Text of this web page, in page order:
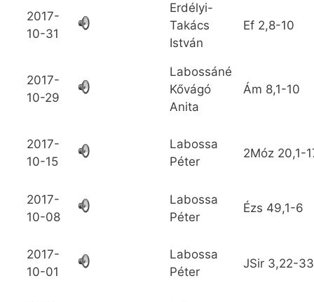
2017-
10-31
Erdélyi-
Takács
István
Ef 2,8-10
2017-
10-29
Labossáné
Kővágó
Anita
Ám 8,1-10
2017-
10-15
Labossa
Péter
2Móz 20,1-
2017-
10-08
Labossa
Péter
Ézs 49,1-6
2017-
10-01
Labossa
Péter
JSir 3,22-33